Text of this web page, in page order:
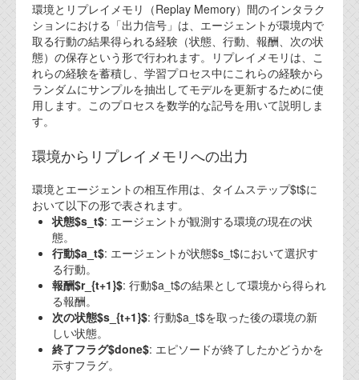
会社概要
代表ご挨拶
オフィス
実績
機能安全ブログ
設計ブログ
テクノロジ
外部投稿記事
ブログテーマ
技術文書
ご希望の方は、お問い合わせページから
環境とリプレイメモリ（Replay Memory）間のインタラク
ションにおける「出力信号」は、エージェントが環境内で
取る行動の結果得られる経験（状態、行動、報酬、次の状
態）の保存という形で行われます。リプレイメモリは、こ
れらの経験を蓄積し、学習プロセス中にこれらの経験から
ランダムにサンプルを抽出してモデルを更新するために使
用します。このプロセスを数学的な記号を用いて説明しま
す。
環境からリプレイメモリへの出力
環境とエージェントの相互作用は、タイムステップ$t$に
おいて以下の形で表されます。
状態$s_t$: エージェントが観測する環境の現在の状
態。
行動$a_t$: エージェントが状態$s_t$において選択す
る行動。
報酬$r_{t+1}$: 行動$a_t$の結果として環境から得られ
る報酬。
次の状態$s_{t+1}$: 行動$a_t$を取った後の環境の新
しい状態。
終了フラグ$done$: エピソードが終了したかどうかを
示すフラグ。